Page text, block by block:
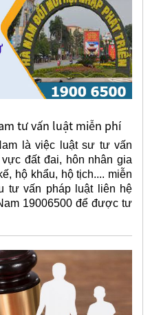
tư vấn luật miễn phí
là việc luật sư tư vấn
đất đai, hôn nhân gia
hộ khẩu, hộ tịch.... miễn
tư vấn pháp luật liên hệ
19006500 để được tư